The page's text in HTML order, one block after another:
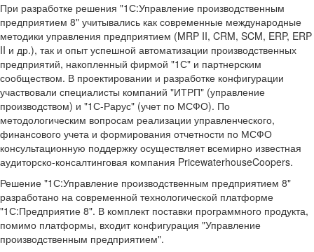
При разработке решения "1С:Управление производственным
предприятием 8" учитывались как современные международные
методики управления предприятием (MRP II, CRM, SCM, ERP, ERP
II и др.), так и опыт успешной автоматизации производственных
предприятий, накопленный фирмой "1С" и партнерским
сообществом. В проектировании и разработке конфигурации
участвовали специалисты компаний "ИТРП" (управление
производством) и "1С-Рарус" (учет по МСФО). По
методологическим вопросам реализации управленческого,
финансового учета и формирования отчетности по МСФО
консультационную поддержку осуществляет всемирно известная
аудиторско-консалтинговая компания PricewaterhouseCoopers.
Решение "1С:Управление производственным предприятием 8"
разработано на современной технологической платформе
"1С:Предприятие 8". В комплект поставки программного продукта,
помимо платформы, входит конфигурация "Управление
производственным предприятием".